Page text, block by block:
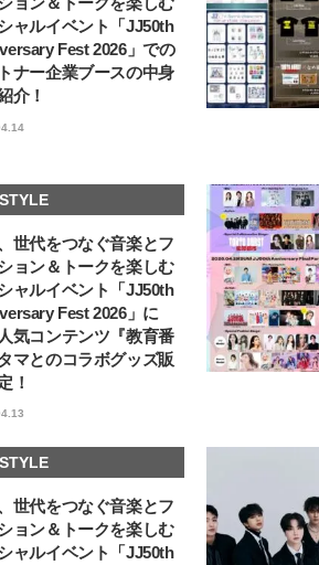
ャルイベント「JJ50th
Fest 2026」での
ナー企業ブースの中身
介！
世代をつなぐ音楽とフ
ョン＆トークを楽しむ
ャルイベント「JJ50th
Fest 2026」に
気コンテンツ『教育番
マとのコラボグッズ販
！
世代をつなぐ音楽とフ
ョン＆トークを楽しむ
ャルイベント「JJ50th